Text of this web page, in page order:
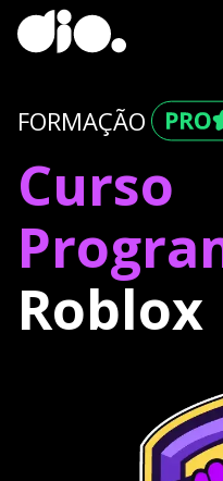
FORMAÇÃO
Curso
Roblox